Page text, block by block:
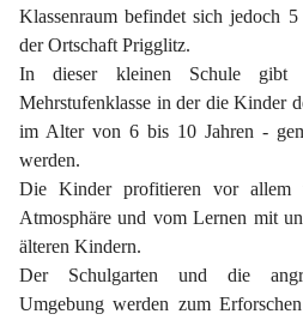
Klassenraum befindet sich jedoch
der Ortschaft Prigglitz.
In dieser kleinen Schule
Mehrstufenklasse in der die Kinder
im Alter von 6 bis 10 Jahren -
werden.
Die Kinder profitieren vor allem
Atmosphäre und vom Lernen mit
älteren Kindern.
Der Schulgarten und die
Umgebung werden zum